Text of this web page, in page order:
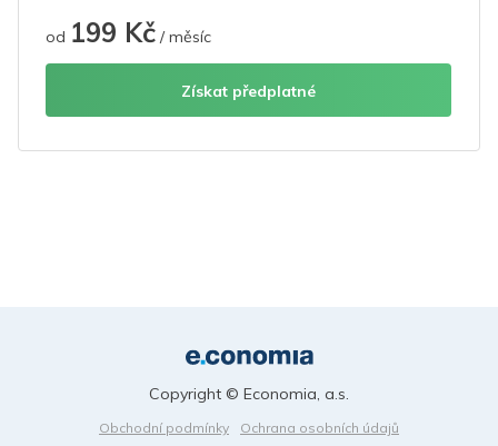
od 199 Kč / měsíc
Získat předplatné
Obchodní podmínky
Ochrana osobních údajů
Copyright © Economia, a.s.